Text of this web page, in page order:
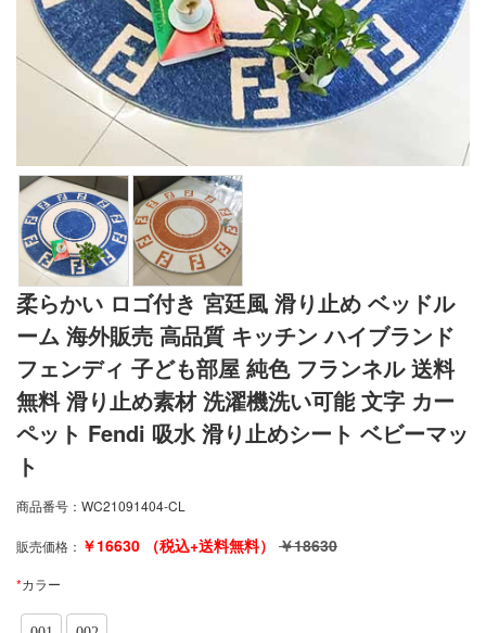
柔らかい ロゴ付き 宮廷風 滑り止め ベッドル
ーム 海外販売 高品質 キッチン ハイブランド
フェンディ 子ども部屋 純色 フランネル 送料
無料 滑り止め素材 洗濯機洗い可能 文字 カー
ペット Fendi 吸水 滑り止めシート ベビーマッ
ト
商品番号： WC21091404-CL
販売価格： ￥16630 （税込+送料無料） ￥18630
*カラー